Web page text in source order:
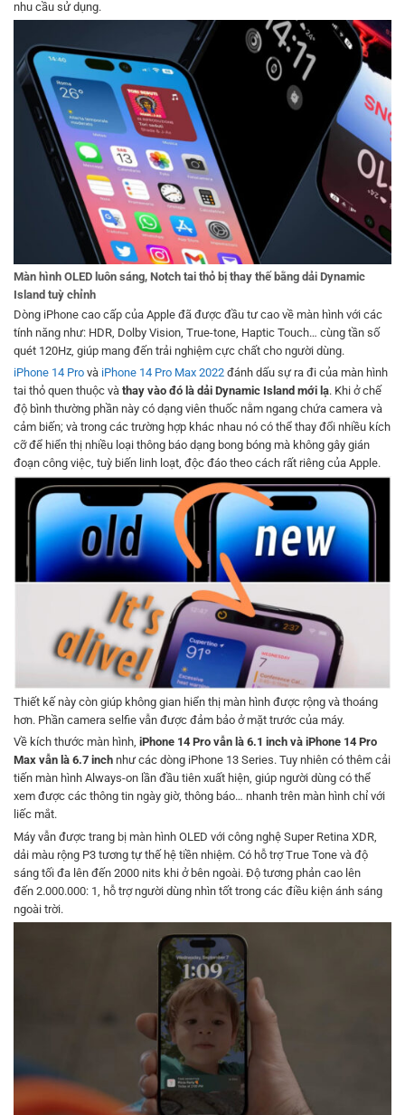
nhu cầu sử dụng.
Màn hình OLED luôn sáng, Notch tai thỏ bị thay thế bằng dải Dynamic
Island tuỳ chỉnh
Dòng iPhone cao cấp của Apple đã được đầu tư cao về màn hình với các
tính năng như: HDR, Dolby Vision, True-tone, Haptic Touch… cùng tần số
quét 120Hz, giúp mang đến trải nghiệm cực chất cho người dùng.
iPhone 14 Pro và iPhone 14 Pro Max 2022 đánh dấu sự ra đi của màn hình
tai thỏ quen thuộc và thay vào đó là dải Dynamic Island mới lạ. Khi ở chế
độ bình thường phần này có dạng viên thuốc nằm ngang chứa camera và
cảm biến; và trong các trường hợp khác nhau nó có thể thay đổi nhiều kích
cỡ để hiển thị nhiều loại thông báo dạng bong bóng mà không gây gián
đoạn công việc, tuỳ biến linh loạt, độc đáo theo cách rất riêng của Apple.
Thiết kế này còn giúp không gian hiển thị màn hình được rộng và thoáng
hơn. Phần camera selfie vẫn được đảm bảo ở mặt trước của máy.
Về kích thước màn hình, iPhone 14 Pro vẫn là 6.1 inch và iPhone 14 Pro
Max vẫn là 6.7 inch như các dòng iPhone 13 Series. Tuy nhiên có thêm cải
tiến màn hình Always-on lần đầu tiên xuất hiện, giúp người dùng có thể
xem được các thông tin ngày giờ, thông báo… nhanh trên màn hình chỉ với
liếc mắt.
Máy vẫn được trang bị màn hình OLED với công nghệ Super Retina XDR,
dải màu rộng P3 tương tự thế hệ tiền nhiệm. Có hỗ trợ True Tone và độ
sáng tối đa lên đến 2000 nits khi ở bên ngoài. Độ tương phản cao lên
đến 2.000.000: 1, hỗ trợ người dùng nhìn tốt trong các điều kiện ánh sáng
ngoài trời.